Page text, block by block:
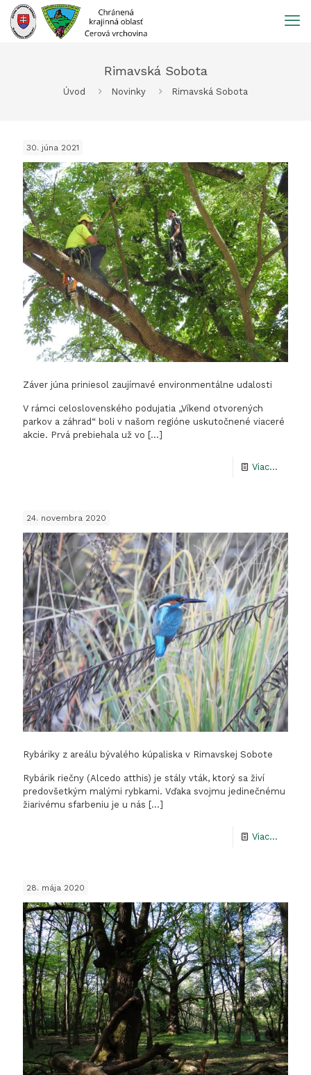
Prejsť
obsah
Rimavská Sobota
Úvod Novinky Rimavská Sobota
30. júna 2021
Záver júna priniesol zaujímavé environmentálne udalosti
V rámci celoslovenského podujatia „Víkend otvorených
parkov a záhrad“ boli v našom regióne uskutočnené viaceré
akcie. Prvá prebiehala už vo […]
Viac...
24. novembra 2020
Rybáriky z areálu bývalého kúpaliska v Rimavskej Sobote
Rybárik riečny (Alcedo atthis) je stály vták, ktorý sa živí
predovšetkým malými rybkami. Vďaka svojmu jedinečnému
žiarivému sfarbeniu je u nás […]
Viac...
v
Sobote
28. mája 2020